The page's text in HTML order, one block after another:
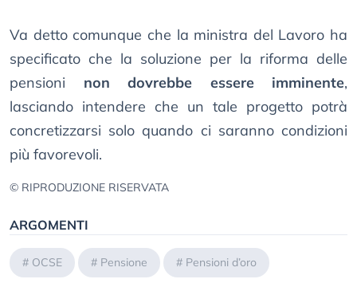
Va detto comunque che la ministra del Lavoro ha
specificato che la soluzione per la riforma delle
pensioni non dovrebbe essere imminente,
lasciando intendere che un tale progetto potrà
concretizzarsi solo quando ci saranno condizioni
più favorevoli.
© RIPRODUZIONE RISERVATA
ARGOMENTI
# OCSE # Pensione # Pensioni d’oro